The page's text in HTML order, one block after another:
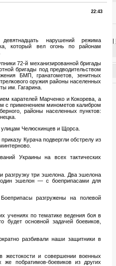
22:43
нарушений режима
который вел огонь по районам
72-й механизированной бригады
бригады под предводительством
БМП, гранатометов, зенитных
оружия районы населенных
им. Гагарина.
карателей Марченко и Кокорева, а
с применением минометов калибром
районы населенных пунктов:
Челюскинцев и Щорса.
Курача подвергли обстрелу из
Украины на всех тактических
три эшелона. Два эшелона
эшелон — с боеприпасами для
разгружены на полевой
учениях по тематике ведения боя в
основной задачей боевиков,
разбивали наши защитники в
жестокости и совершении военных
побратимов-боевиков из других